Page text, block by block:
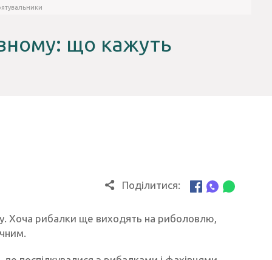
що кажуть
Поділитися:
Хоча рибалки ще виходять на риболовлю,